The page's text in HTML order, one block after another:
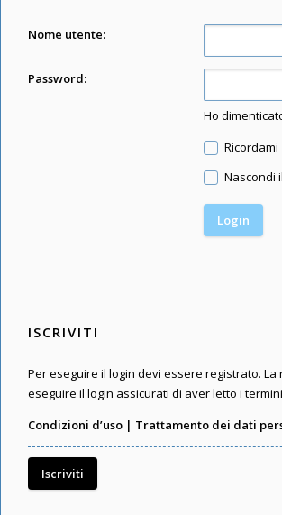
Nome utente:
Password:
Ho
Ricordami
Nascondi
ISCRIVITI
Per eseguire il login devi essere registrato.
eseguire il login assicurati di aver letto i
Condizioni d’uso | Trattamento dei dati
Iscriviti